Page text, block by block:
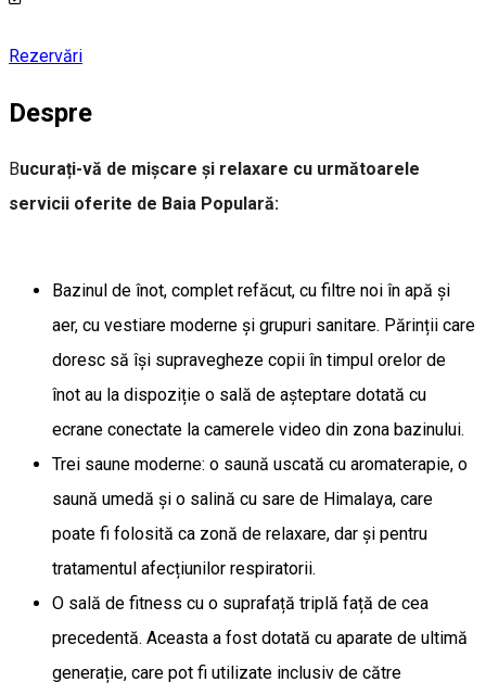
Rezervări
Despre
Bucurați-vă de mișcare și relaxare cu următoarele
servicii oferite de Baia Populară:
Bazinul de înot, complet refăcut, cu filtre noi în apă și
aer, cu vestiare moderne și grupuri sanitare. Părinții care
doresc să își supravegheze copii în timpul orelor de
înot au la dispoziție o sală de așteptare dotată cu
ecrane conectate la camerele video din zona bazinului.
Trei saune moderne: o saună uscată cu aromaterapie, o
saună umedă și o salină cu sare de Himalaya, care
poate fi folosită ca zonă de relaxare, dar și pentru
tratamentul afecțiunilor respiratorii.
O sală de fitness cu o suprafață triplă față de cea
precedentă. Aceasta a fost dotată cu aparate de ultimă
generație, care pot fi utilizate inclusiv de către